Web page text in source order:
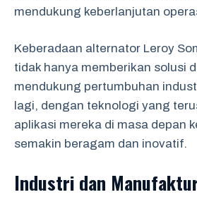
mendukung keberlanjutan
Keberadaan alternator Leroy
tidak hanya memberikan solusi
mendukung pertumbuhan
lagi, dengan teknologi yang
aplikasi mereka di masa depan
semakin beragam dan inovatif.
Industri dan